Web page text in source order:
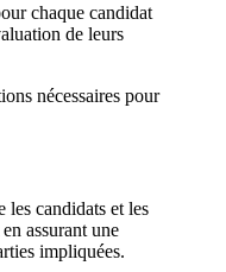
chaque candidat
de leurs
nécessaires pour
les candidats et les
assurant une
impliquées.